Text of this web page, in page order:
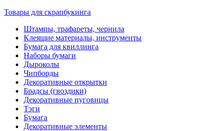
Товары для скрапбукинга
Штампы, трафареты, чернила
Клеящие материалы, инструменты
Бумага для квиллинга
Наборы бумаги
Дыроколы
Чипборды
Декоративные открытки
Брадсы (гвоздики)
Декоративные пуговицы
Тэги
Бумага
Декоративные элементы